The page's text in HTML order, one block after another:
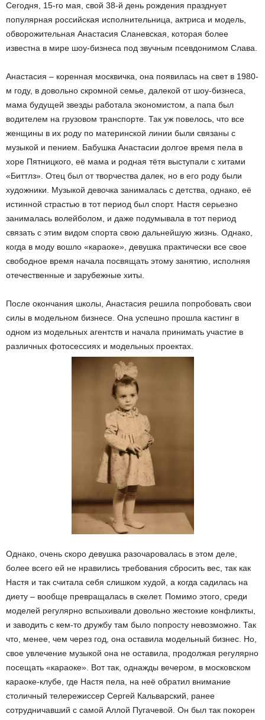
Сегодня, 15-го мая, свой 38-й день рождения празднует
популярная российская исполнительница, актриса и модель,
обворожительная Анастасия Сланевская, которая более
известна в мире шоу-бизнеса под звучным псевдонимом Слава.
Анастасия – коренная москвичка, она появилась на свет в 1980-
м году, в довольно скромной семье, далекой от шоу-бизнеса,
мама будущей звезды работала экономистом, а папа был
водителем на грузовом транспорте. Так уж повелось, что все
женщины в их роду по материнской линии были связаны с
музыкой и пением. Бабушка Анастасии долгое время пела в
хоре Пятницкого, её мама и родная тётя выступали с хитами
«Биттлз». Отец был от творчества далек, но в его роду были
художники. Музыкой девочка занималась с детства, однако, её
истинной страстью в тот период был спорт. Настя серьезно
занималась волейболом, и даже подумывала в тот период
связать с этим видом спорта свою дальнейшую жизнь. Однако,
когда в моду вошло «караоке», девушка практически все свое
свободное время начала посвящать этому занятию, исполняя
отечественные и зарубежные хиты.
После окончания школы, Анастасия решила попробовать свои
силы в модельном бизнесе. Она успешно прошла кастинг в
одном из модельных агентств и начала принимать участие в
различных фотосессиях и модельных проектах.
Однако, очень скоро девушка разочаровалась в этом деле,
более всего ей не нравились требования сбросить вес, так как
Настя и так считала себя слишком худой, а когда садилась на
диету – вообще превращалась в скелет. Помимо этого, среди
моделей регулярно вспыхивали довольно жестокие конфликты,
и заводить с кем-то дружбу там было попросту невозможно. Так
что, менее, чем через год, она оставила модельный бизнес. Но,
свое увлечение музыкой она не оставила, продолжая регулярно
посещать «караоке». Вот так, однажды вечером, в московском
караоке-клубе, где Настя пела, на неё обратил внимание
столичный телережиссер Сергей Кальварский, ранее
сотрудничавший с самой Аллой Пугачевой. Он был так покорен